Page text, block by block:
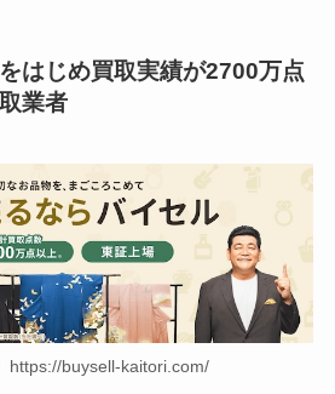
はじめ買取実績が2700万点
業者
https://buysell-kaitori.com/